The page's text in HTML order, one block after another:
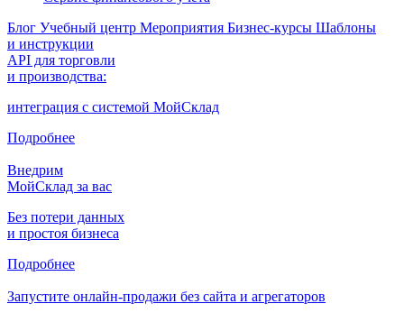
Блог Учебный центр Мероприятия Бизнес-курсы Шаблоны
и инструкции
API для торговли
и производства:
интеграция с системой МойСклад
Подробнее
Внедрим
МойСклад за вас
Без потери данных
и простоя бизнеса
Подробнее
Запустите онлайн-продажи без сайта и агрегаторов